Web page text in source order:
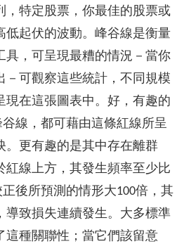
，特定股票，你最佳的股票或
低起伏的波動。峰谷線是衡量
具，可呈現最糟的情況－當你
－可觀察這些統計，不同規模
現在這張圖表中。好，有趣的
線，都可藉由這條紅線所呈
。更有趣的是其中存在離群
紅線上方，其發生頻率至少比
後所預測的情形大100倍，其
導致損失連續發生。大多標準
這種關聯性；當它們該留意